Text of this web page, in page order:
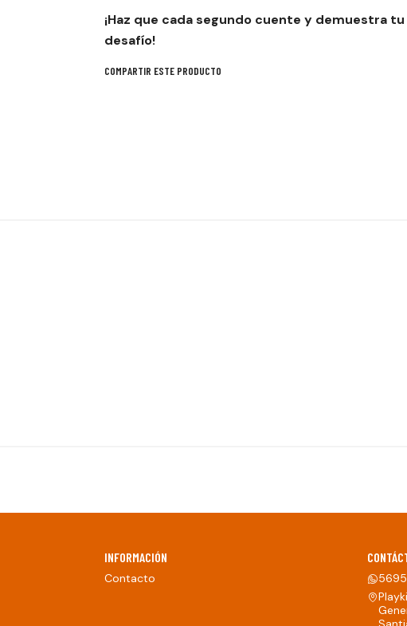
¡Haz que cada segundo cuente y demuestra
desafío!
COMPARTIR ESTE PRODUCTO
INFORMACIÓN
Contacto